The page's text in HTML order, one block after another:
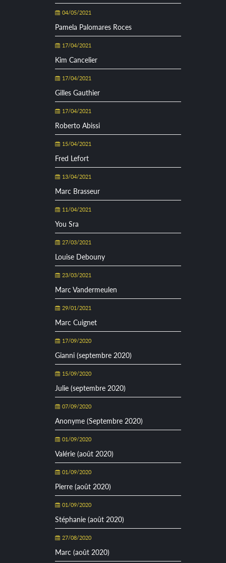
04/05/2021
Pamela Palomares Roces
17/04/2021
Kim Cancelier
17/04/2021
Gilles Gauthier
17/04/2021
Roberto Abissi
15/04/2021
Fred Lefort
13/04/2021
Marc Brasseur
11/04/2021
You Sra
27/03/2021
Louise Debouny
23/03/2021
Marc Vandermeulen
29/01/2021
Marc Cuignet
17/09/2020
Gianni (septembre 2020)
15/09/2020
Julie (septembre 2020)
07/09/2020
Anonyme (Septembre 2020)
01/09/2020
Valérie (août 2020)
01/09/2020
Pierre (août 2020)
01/09/2020
Stéphanie (août 2020)
27/08/2020
Marc (août 2020)